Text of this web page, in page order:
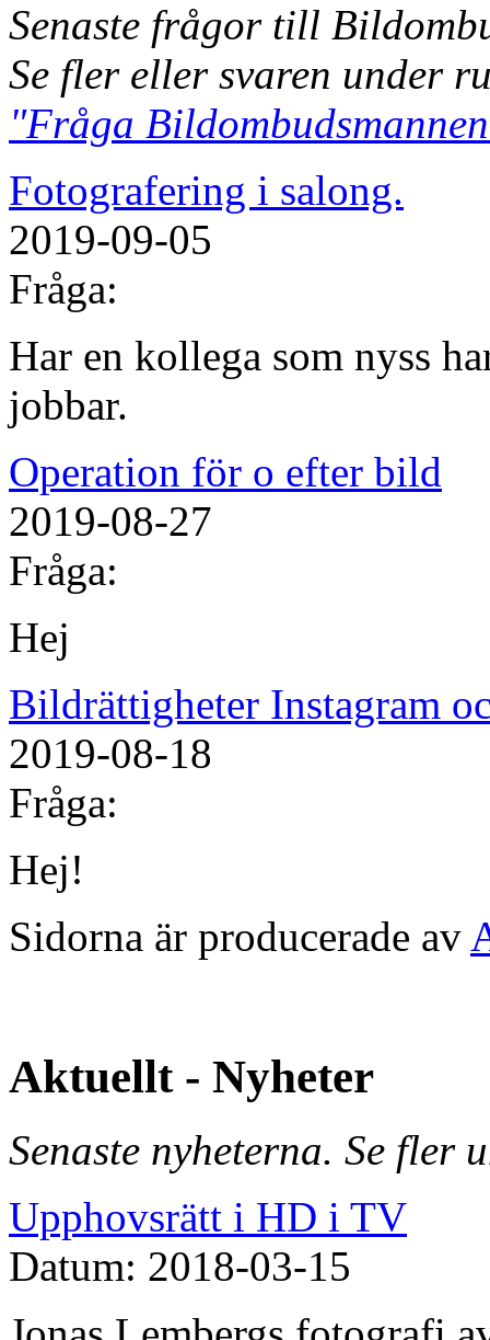
Senaste frågor till
Se fler eller svaren under
"Fråga
Fotografering i salong.
2019-09-05
Fråga:
Har en kollega som nyss
jobbar.
Operation för o efter bild
2019-08-27
Fråga:
Hej
Bildrättigheter Instagram
2019-08-18
Fråga:
Hej!
Sidorna är producerade av
Aktuellt - Nyheter
Senaste nyheterna. Se
Upphovsrätt i HD i TV
Datum: 2018-03-15